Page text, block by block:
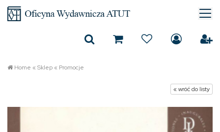
Home «Sklep« Promocje
« wróć do listy